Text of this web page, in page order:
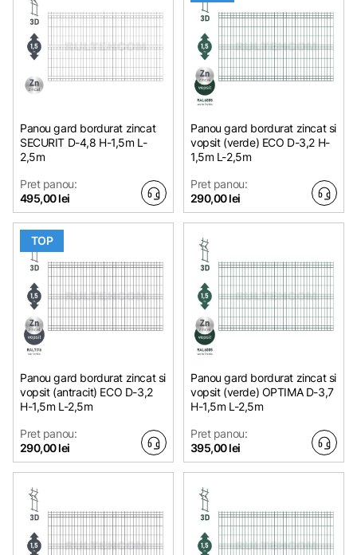
Panou gard bordurat zincat
SECURIT D-4,8 H-1,5m L-
2,5m
Pret panou:
495,00 lei
Panou gard bordurat zincat si
vopsit (verde) ECO D-3,2 H-
1,5m L-2,5m
Pret panou:
290,00 lei
TOP
Panou gard bordurat zincat si
vopsit (antracit) ECO D-3,2
H-1,5m L-2,5m
Pret panou:
290,00 lei
Panou gard bordurat zincat si
vopsit (verde) OPTIMA D-3,7
H-1,5m L-2,5m
Pret panou:
395,00 lei